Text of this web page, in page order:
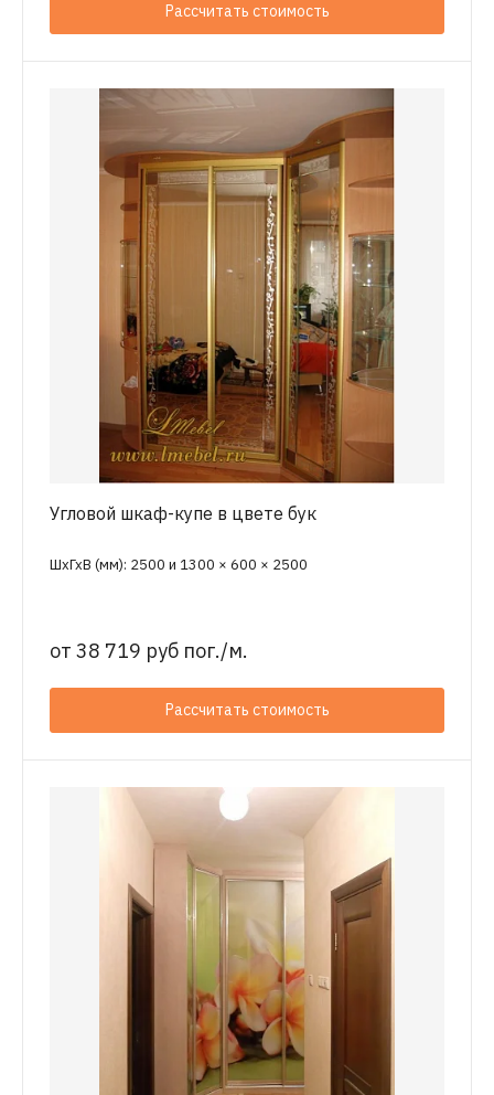
Рассчитать стоимость
Угловой шкаф-купе в цвете бук
ШхГхВ (мм): 2500 и 1300 × 600 × 2500
от 38 719 руб пог./м.
Рассчитать стоимость